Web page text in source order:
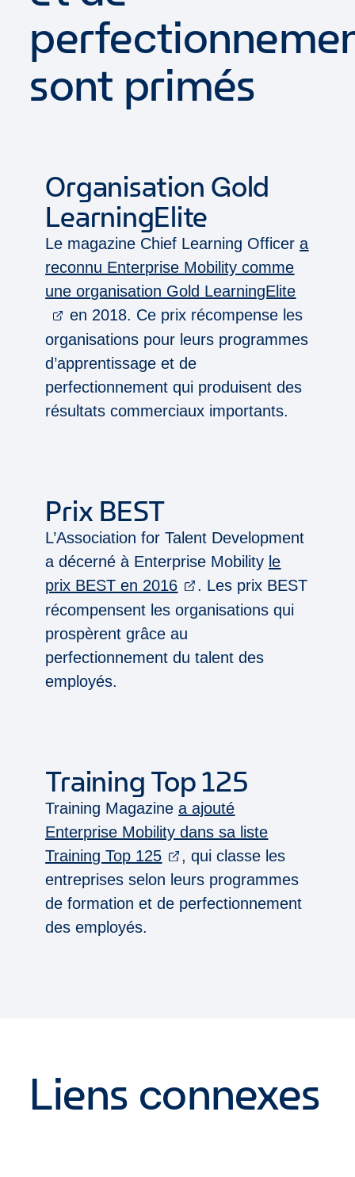
sont primés
Organisation Gold
LearningElite
Le magazine Chief Learning Officera
reconnu Enterprise Mobility comme
une organisation Gold LearningElite
en 2018. Ce prix récompense les
organisations pour leurs programmes
d’apprentissage et de
perfectionnement qui produisent des
résultats commerciaux importants.
Prix BEST
L’Association for Talent Development
a décerné à Enterprise Mobility le
prix BEST en 2016
. Les prix BEST
récompensent les organisations qui
prospèrent grâce au
perfectionnement du talent des
employés.
Training Top 125
Training Magazinea ajouté
Enterprise Mobility dans sa liste
Training Top 125
, qui classe les
entreprises selon leurs programmes
de formation et de perfectionnement
des employés.
Liens connexes